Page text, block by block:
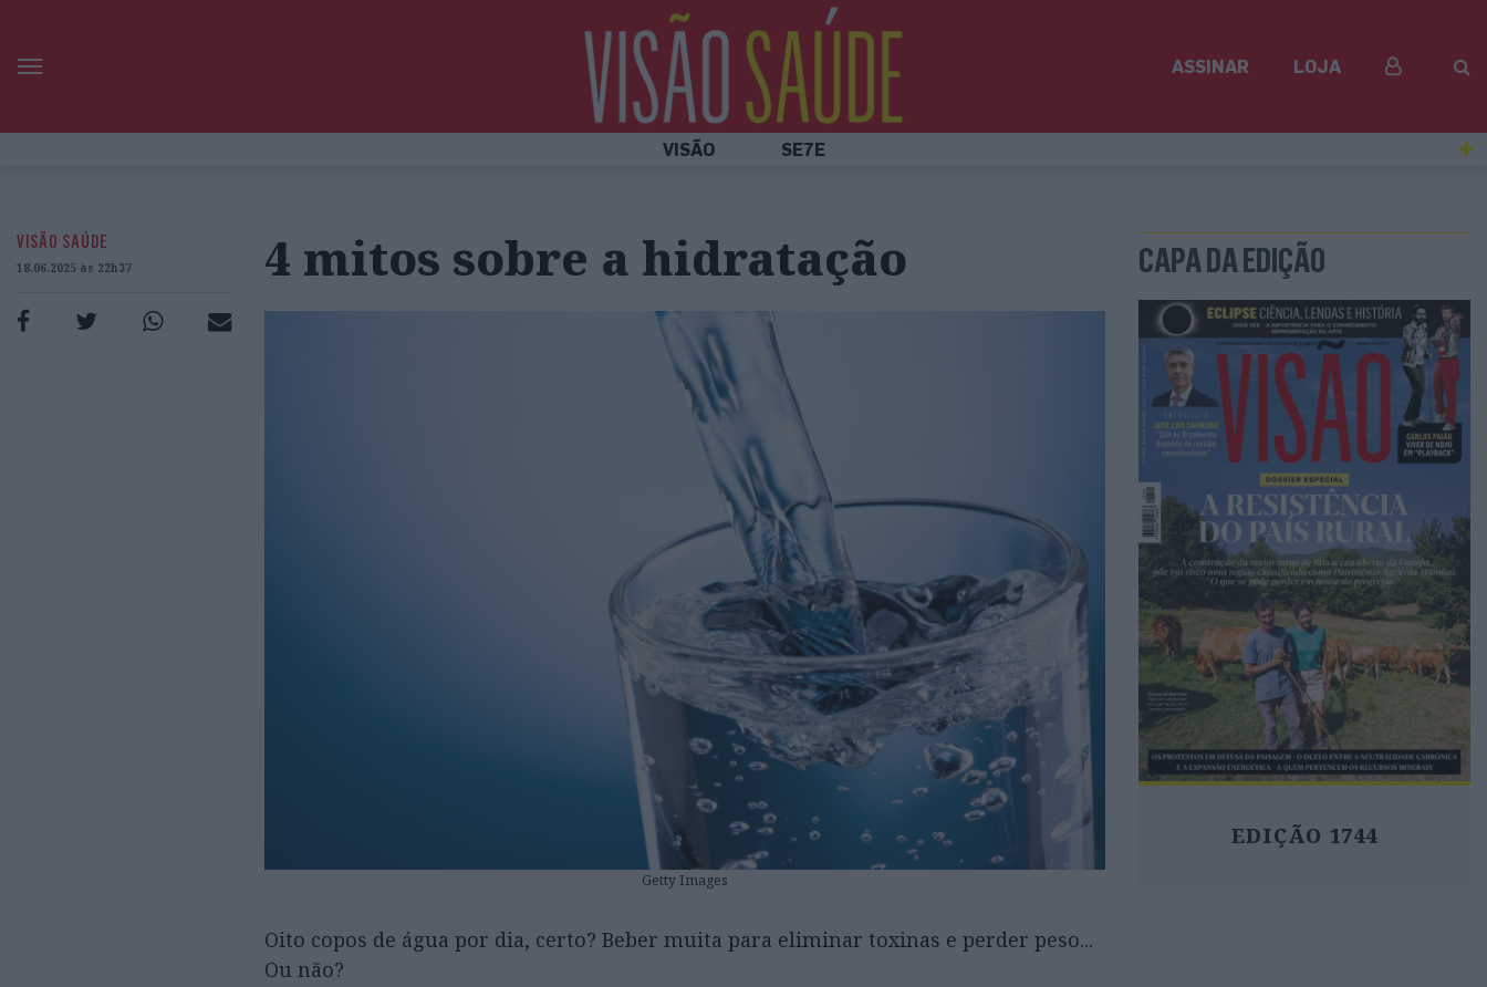
ASSINAR LOJA
VISÃO SE7E
VISÃO SAÚDE
18.06.2025 às 22h37 4 mitos sobre a hidratação
Getty Images
Oito copos de água por dia, certo? Beber muita para eliminar toxinas e perder peso...
Ou não?
CAPA DA EDIÇÃO
EDIÇÃO 1744